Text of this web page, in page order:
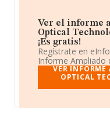
Ver el informe
Optical
¡Es gratis!
Regístrate en
Informe Ampliado
VER INFORME
OPTICAL